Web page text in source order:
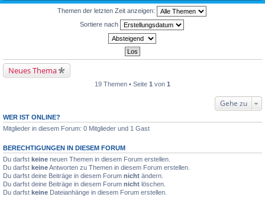
Themen der letzten Zeit anzeigen:
Sortiere nach
Neues Thema
19 Themen • Seite 1 von 1
Gehe zu
WER IST ONLINE?
Mitglieder in diesem Forum: 0 Mitglieder und 1 Gast
BERECHTIGUNGEN IN DIESEM FORUM
Du darfst keine neuen Themen in diesem Forum erstellen.
Du darfst keineAntworten zu Themen in diesem Forum erstellen.
Du darfst deine Beiträge in diesem Forum nicht ändern.
Du darfst deine Beiträge in diesem Forum nicht löschen.
Du darfst keine Dateianhänge in diesem Forum erstellen.